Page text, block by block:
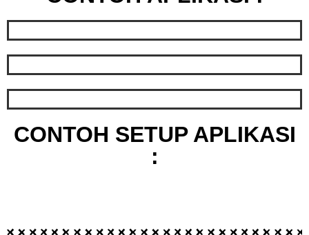
CONTOH SETUP APLIKASI
: